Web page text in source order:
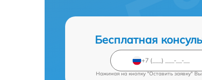
Бесплатная
Нажимая на кнопку "Оставить заявку"